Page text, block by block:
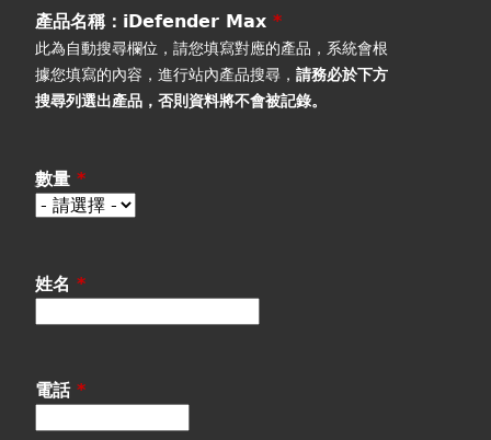
視聽室預約
線上商城
引
標
產品名稱：iDefender Max*
此為自動搜尋欄位，請您填寫對應的產品，系統會根
據您填寫的內容，進行站內產品搜尋，請務必於下方
搜尋列選出產品 ，否則資料將不會被記錄。
數量*
姓名*
電話*